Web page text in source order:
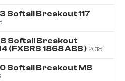
Softail Breakout 117
Softail Breakout
(FXBRS 1868 ABS) 2018
Softail Breakout M8